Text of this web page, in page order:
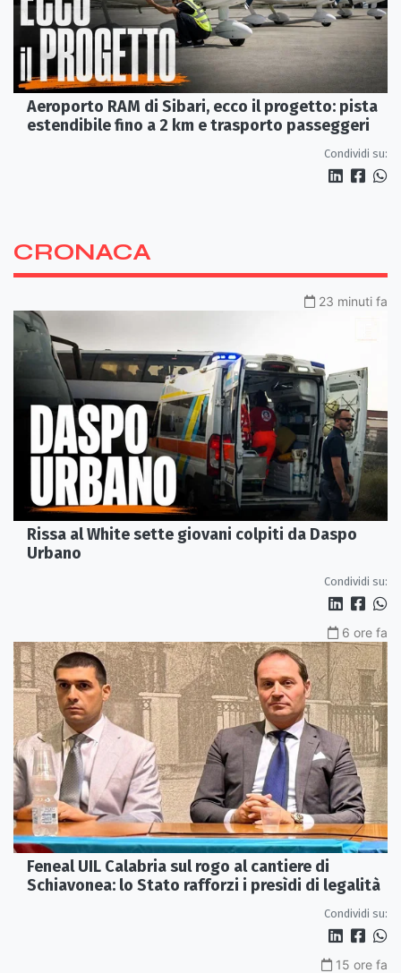
Aeroporto RAM di Sibari, ecco il progetto: pista
estendibile fino a 2 km e trasporto passeggeri
Condividi su:
CRONACA
23 minuti fa
Rissa al White sette giovani colpiti da Daspo
Urbano
Condividi su:
6 ore fa
Feneal UIL Calabria sul rogo al cantiere di
Schiavonea: lo Stato rafforzi i presìdi di legalità
Condividi su:
15 ore fa